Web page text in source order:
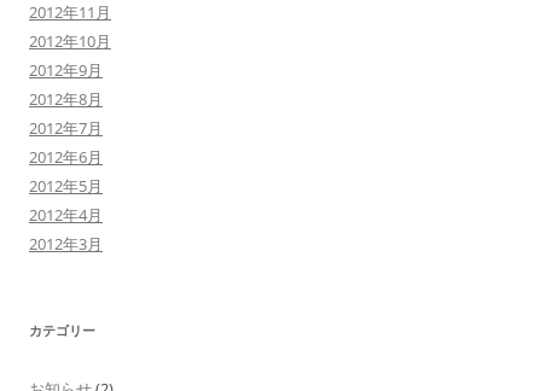
2012年11月
2012年10月
2012年9月
2012年8月
2012年7月
2012年6月
2012年5月
2012年4月
2012年3月
カテゴリー